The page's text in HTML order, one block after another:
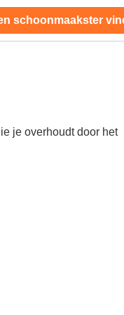
schoonmaakster
je overhoudt door het